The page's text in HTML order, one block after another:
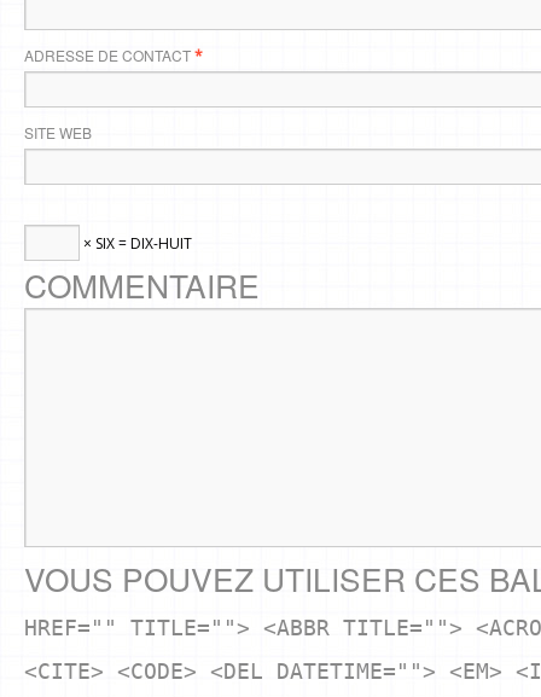
ADRESSE DE CONTACT*
SITE WEB
× SIX = DIX-HUIT
COMMENTAIRE
VOUS POUVEZ UTILISER CES
HREF="" TITLE=""> <ABBR TITLE="">
<CITE> <CODE> <DEL DATETIME=""> <EM>